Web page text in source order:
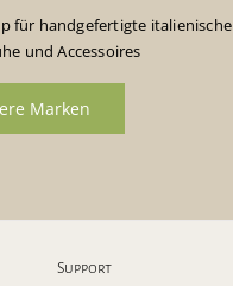
für handgefertigte italienische
und Accessoires
Marken
Support